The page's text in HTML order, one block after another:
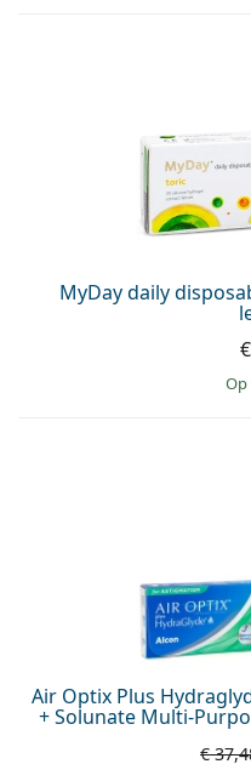
MyDay daily
Air Optix Plus
+ Solunate Multi-
€